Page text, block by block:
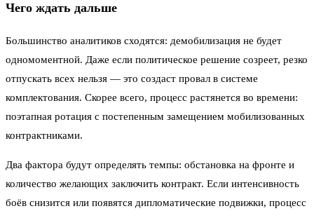
Чего ждать дальше
Большинство аналитиков сходятся: демобилизация не будет
одномоментной. Даже если политическое решение созреет, резко
отпускать всех нельзя — это создаст провал в системе
комплектования. Скорее всего, процесс растянется во времени:
поэтапная ротация с постепенным замещением мобилизованных
контрактниками.
Два фактора будут определять темпы: обстановка на фронте и
количество желающих заключить контракт. Если интенсивность
боёв снизится или появятся дипломатические подвижки, процесс